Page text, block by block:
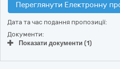
Переглянути Електронну
Дата та час подання пропозиції:
Документи:
Показати документи (1)